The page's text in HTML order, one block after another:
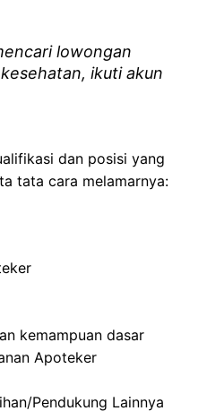
lowongan
ikuti akun
dan posisi yang
tata cara melamarnya:
kemampuan dasar
Apoteker
/Pendukung Lainnya